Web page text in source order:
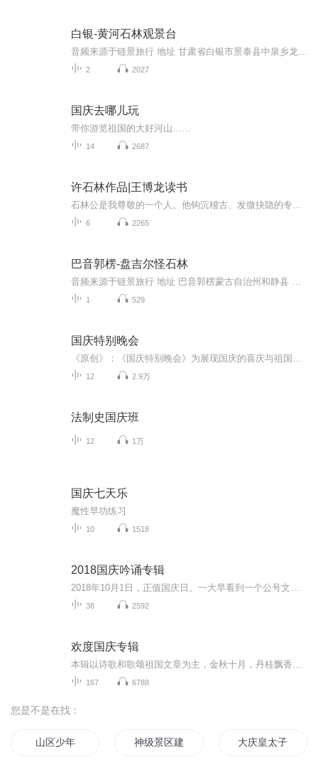
白银-黄河石林观景台
2 2027
国庆去哪儿玩
带你游览祖国的大好河山……
14 2687
许石林作品|王博龙读书
6 2265
巴音郭楞-盘吉尔怪石林
1 529
国庆特别晚会
12 2.9万
法制史国庆班
12 1万
国庆七天乐
魔性早功练习
10 1518
2018国庆吟诵专辑
38 2592
欢度国庆专辑
167 6788
您是不是在找：
山区少年 神级景区建设系统 大庆皇太子